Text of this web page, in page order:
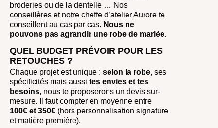
broderies ou de la dentelle … Nos
conseillères et notre cheffe d’atelier Aurore te
conseillent au cas par cas. Nous ne
pouvons pas agrandir une robe de mariée.
QUEL BUDGET PRÉVOIR POUR LES
RETOUCHES ?
Chaque projet est unique : selon la robe, ses
spécificités mais aussi tes envies et tes
besoins, nous te proposerons un devis sur-
mesure. Il faut compter en moyenne entre
100€ et 350€ (hors personnalisation signature
et matière première).